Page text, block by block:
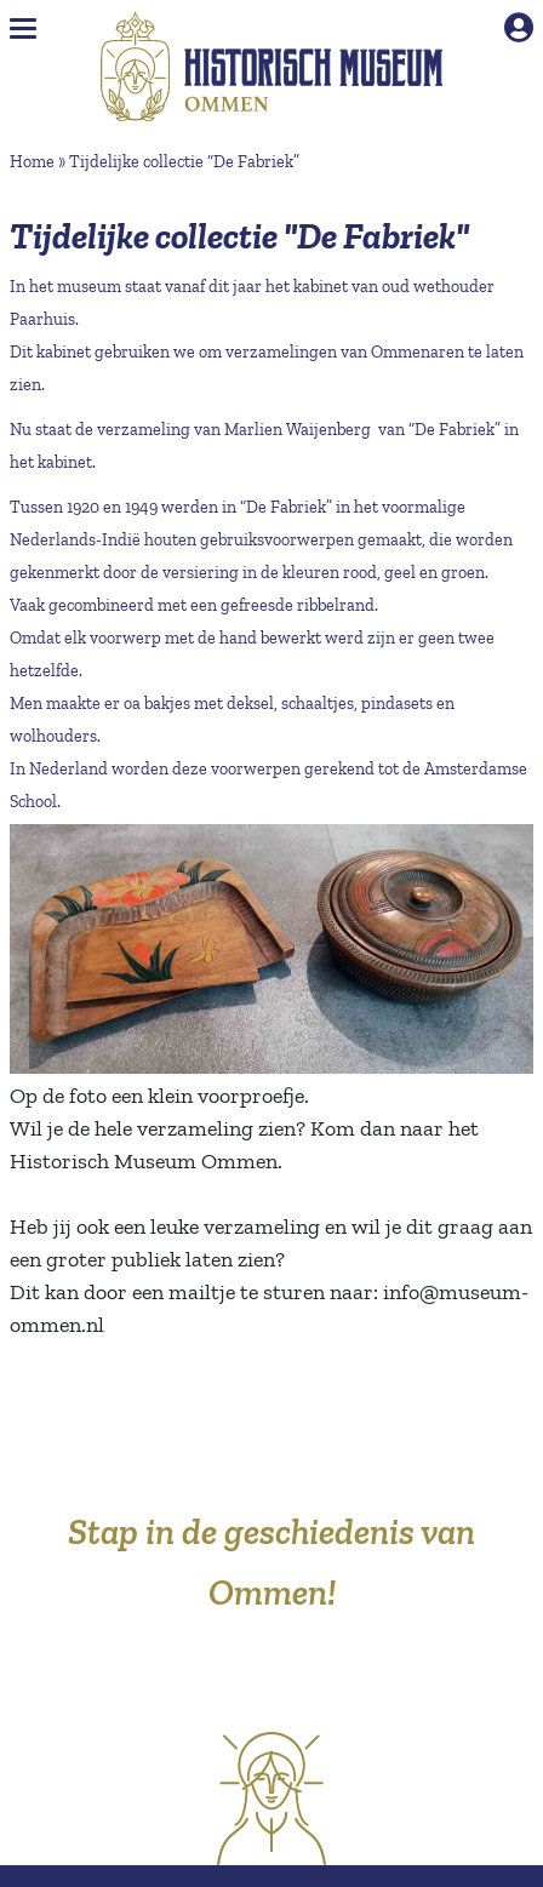
Naar hoofdinhoud
Home »Tijdelijke collectie “De Fabriek”
Tijdelijke collectie "De Fabriek"
In het museum staat vanaf dit jaar het kabinet van oud wethouder
Paarhuis.
Dit kabinet gebruiken we om verzamelingen van Ommenaren te laten
zien.
Nu staat de verzameling van Marlien Waijenberg van “De Fabriek” in
het kabinet.
Tussen 1920 en 1949 werden in “De Fabriek” in het voormalige
Nederlands-Indië houten gebruiksvoorwerpen gemaakt, die worden
gekenmerkt door de versiering in de kleuren rood, geel en groen.
Vaak gecombineerd met een gefreesde ribbelrand.
Omdat elk voorwerp met de hand bewerkt werd zijn er geen twee
hetzelfde.
Men maakte er oa bakjes met deksel, schaaltjes, pindasets en
wolhouders.
In Nederland worden deze voorwerpen gerekend tot de Amsterdamse
School.
Op de foto een klein voorproefje.
Wil je de hele verzameling zien? Kom dan naar het
Historisch Museum Ommen.
Heb jij ook een leuke verzameling en wil je dit graag aan
een groter publiek laten zien?
Dit kan door een mailtje te sturen naar: info@museum-
ommen.nl
Stap in de geschiedenis van
Ommen!